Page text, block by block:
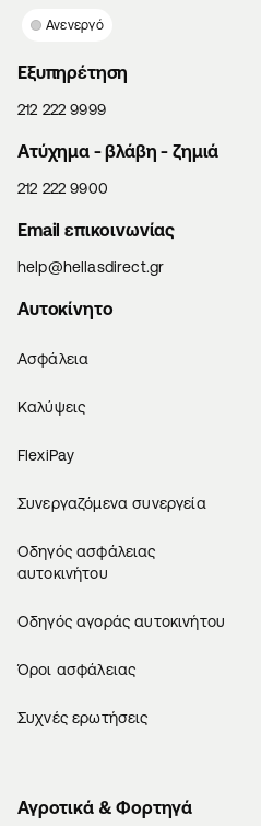
Ενεργό
Εξυπηρέτηση
212 222 9999
Aτύχημα - βλάβη - ζημιά
212 222 9900
Email επικοινωνίας
help@hellasdirect.gr
Αυτοκίνητο
Ασφάλεια
Καλύψεις
FlexiPay
Συνεργαζόμενα συνεργεία
Οδηγός ασφάλειας
αυτοκινήτου
Οδηγός αγοράς αυτοκινήτου
Όροι ασφάλειας
Συχνές ερωτήσεις
Αγροτικά & Φορτηγά